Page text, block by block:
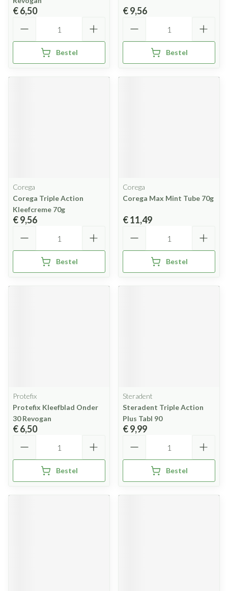
€ 6,50
Bestel
€ 9,56
Bestel
Corega
Corega Triple Action
Kleefcreme 70g
€ 9,56
Bestel
Corega
Corega Max Mint Tube 70g
€ 11,49
Bestel
Protefix
Protefix Kleefblad Onder
30 Revogan
€ 6,50
Bestel
Steradent
Steradent Triple Action
Plus Tabl 90
€ 9,99
Bestel